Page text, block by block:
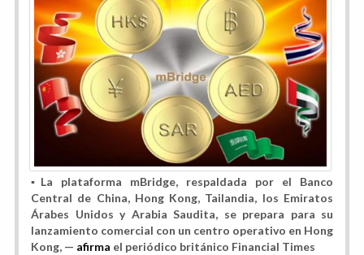
▪️ La plataforma mBridge, respaldada por el Banco
Central de China, Hong Kong, Tailandia, los Emiratos
Árabes Unidos y Arabia Saudita, se prepara para su
lanzamiento comercial con un centro operativo en Hong
Kong, — afirma el periódico británico Financial Times